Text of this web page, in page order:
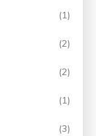
(1)
(2)
(2)
(1)
(3)